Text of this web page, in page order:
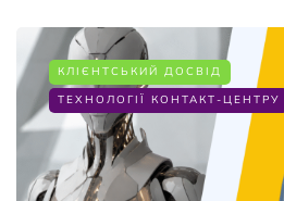
КЛІЄНТСЬКИЙ ДОСВІД
ТЕХНОЛОГІЇ КОНТАКТ-ЦЕНТРУ